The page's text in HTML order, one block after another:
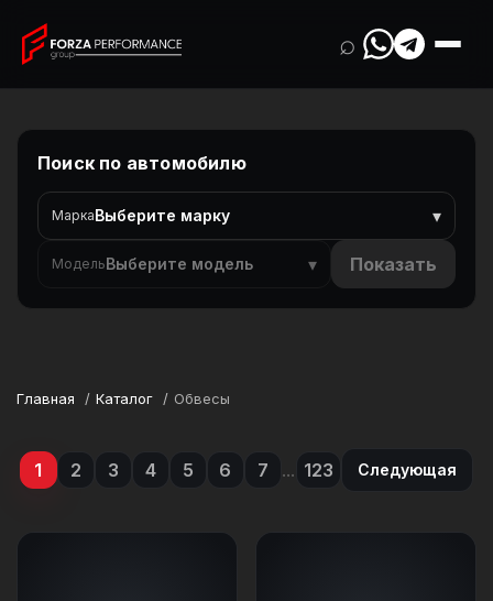
⌕
Поиск по автомобилю
МаркаВыберите марку ▾
МодельВыберите модель ▾ Показать
Главная Каталог Обвесы
1 2 3 4 5 6 7 ... 123 Следующая